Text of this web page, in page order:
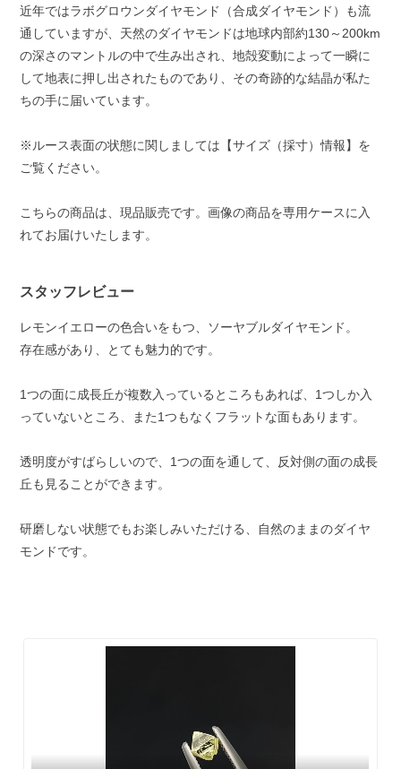
近年ではラボグロウンダイヤモンド（合成ダイヤモンド）も流
通していますが、天然のダイヤモンドは地球内部約130～200km
の深さのマントルの中で生み出され、地殻変動によって一瞬に
して地表に押し出されたものであり、その奇跡的な結晶が私た
ちの手に届いています。
※ルース表面の状態に関しましては【サイズ（採寸）情報】を
ご覧ください。
こちらの商品は、現品販売です。画像の商品を専用ケースに入
れてお届けいたします。
スタッフレビュー
レモンイエローの色合いをもつ、ソーヤブルダイヤモンド。
存在感があり、とても魅力的です。
1つの面に成長丘が複数入っているところもあれば、1つしか入
っていないところ、また1つもなくフラットな面もあります。
透明度がすばらしいので、1つの面を通して、反対側の面の成長
丘も見ることができます。
研磨しない状態でもお楽しみいただける、自然のままのダイヤ
モンドです。